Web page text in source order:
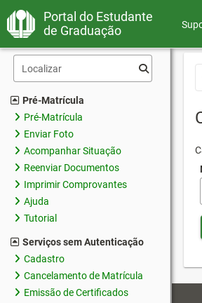
Portal do Estudante
de Graduação
Pré-Matrícula
Pré-Matrícula
Enviar Foto
Acompanhar Situação
Reenviar Documentos
Imprimir Comprovantes
Ajuda
Tutorial
Serviços sem Autenticação
Cadastro
Cancelamento de Matrícula
Emissão de Certificados